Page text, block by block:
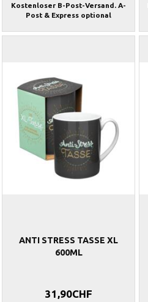
Kostenloser B-Post-Versand. A-
Post & Express optional
ANTI STRESS TASSE XL
600ML
31,90CHF